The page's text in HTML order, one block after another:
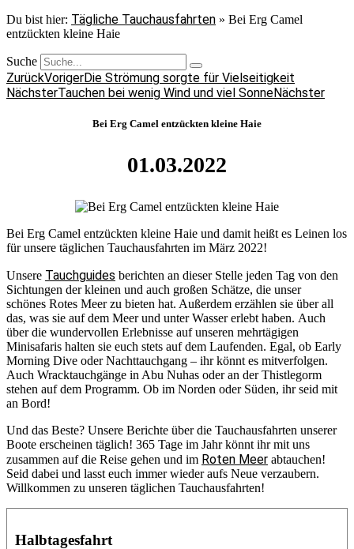
Du bist hier: Tägliche Tauchausfahrten » Bei Erg Camel
entzückten kleine Haie
Suche
ZurückVorigerDie Strömung sorgte für Vielseitigkeit
NächsterTauchen bei wenig Wind und viel SonneNächster
Bei Erg Camel entzückten kleine Haie
01.03.2022
Bei Erg Camel entzückten kleine Haie und damit heißt es Leinen los
für unsere täglichen Tauchausfahrten im März 2022!
Unsere Tauchguides berichten an dieser Stelle jeden Tag von den
Sichtungen der kleinen und auch großen Schätze, die unser
schönes Rotes Meer zu bieten hat. Außerdem erzählen sie über all
das, was sie auf dem Meer und unter Wasser erlebt haben. Auch
über die wundervollen Erlebnisse auf unseren mehrtägigen
Minisafaris halten sie euch stets auf dem Laufenden. Egal, ob Early
Morning Dive oder Nachttauchgang – ihr könnt es mitverfolgen.
Auch Wracktauchgänge in Abu Nuhas oder an der Thistlegorm
stehen auf dem Programm. Ob im Norden oder Süden, ihr seid mit
an Bord!
Und das Beste? Unsere Berichte über die Tauchausfahrten unserer
Boote erscheinen täglich! 365 Tage im Jahr könnt ihr mit uns
zusammen auf die Reise gehen und im Roten Meer abtauchen!
Seid dabei und lasst euch immer wieder aufs Neue verzaubern.
Willkommen zu unseren täglichen Tauchausfahrten!
Halbtagesfahrt